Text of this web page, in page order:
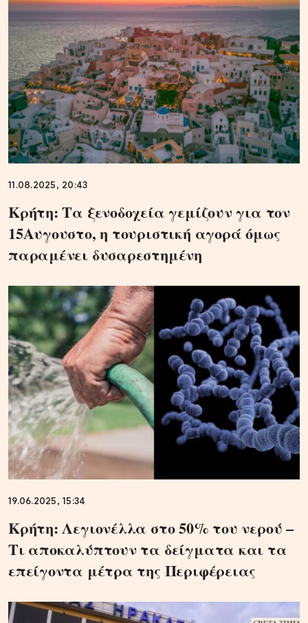
11.08.2025, 20:43
Κρήτη: Τα ξενοδοχεία γεμίζουν για τον
15Αυγουστο, η τουριστική αγορά όμως
παραμένει δυσαρεστημένη
19.06.2025, 15:34
Κρήτη: Λεγιονέλλα στο 50% του νερού –
Τι αποκαλύπτουν τα δείγματα και τα
επείγοντα μέτρα της Περιφέρειας